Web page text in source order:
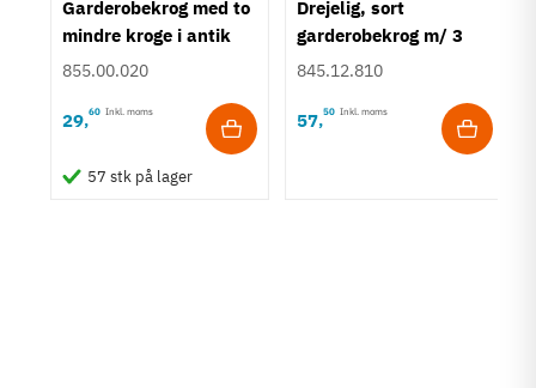
Garderobekrog med to
mindre kroge i antik
brun zinklegering
855.00.020
29,60 Inkl. moms
57 stk på lager
Drejelig, sort
garderobekrog m/ 3
kroge - loftkrog -
845.12.810
57,50 Inkl. moms